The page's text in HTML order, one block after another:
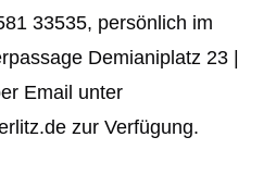
33535, persönlich im
Demianiplatz 23 |
Email unter
zur Verfügung.